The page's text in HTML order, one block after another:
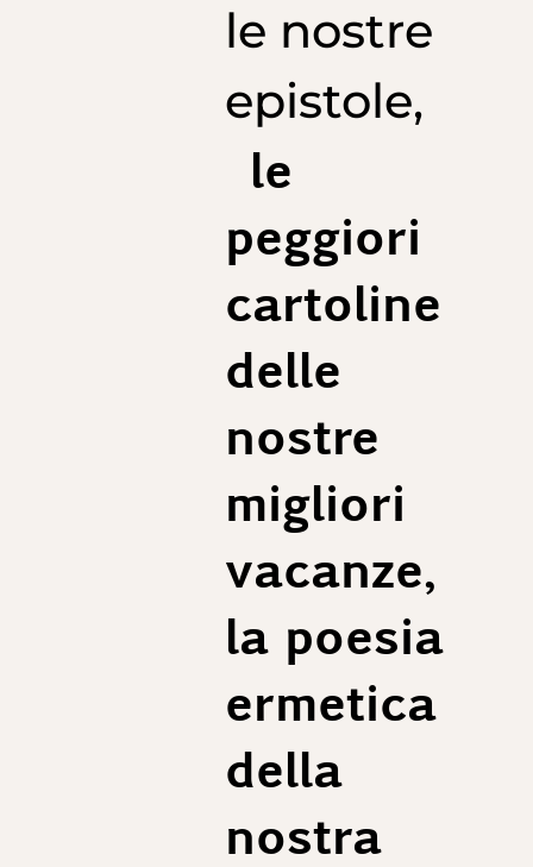
le nostre
epistole,
le
peggiori
cartoline
delle
nostre
migliori
vacanze,
la poesia
ermetica
della
nostra